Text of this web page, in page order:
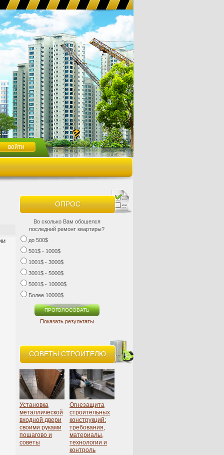
ОПРОС
Во сколько Вам обошелся
последний ремонт квартиры?
до 500$
501$ - 1000$
1001$ - 3000$
3001$ - 5000$
5001$ - 10000$
Более 10000$
Показать результаты
СОВЕТЫ СТРОИТЕЛЮ
Установка
металлической
входной двери
своими руками
пошагово и
советы
Огнезащита
строительных
конструкций:
требования,
материалы,
технологии и
контроль